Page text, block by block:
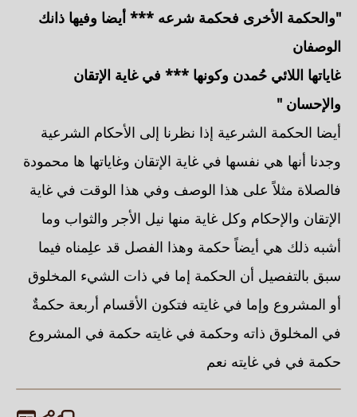
"والحكمة الأخرى فحكمة شرعه *** أيضا وفيها ذانك
الوصفان
غاياتها اللائي حُمدن وكونها *** في غاية الإتقان
والإحسان "
أيضا الحكمة الشرعية إذا نظرنا إلى الأحكام الشرعية
وجدنا أنها هي نفسها في غاية الإتقان وغاياتها ها محمودة
فالصلاة مثلاً على هذا الوصف وفي هذا الوقت في غاية
الإتقان والإحكام وكل غاية منها نيل الأجر والثواب وما
أشبه ذلك هي أيضاً حكمة وهذا الفصل قد علِمناه فيما
سبق بالتفصيل أن الحكمة إما في ذات الشيء المخلوق
أو المشروع وإما في غايته فتكون الأقسام أربعة حكمةٌ
في المخلوق ذاته وحكمة في غايته حكمة في المشروع
حكمة في في غايته نعم